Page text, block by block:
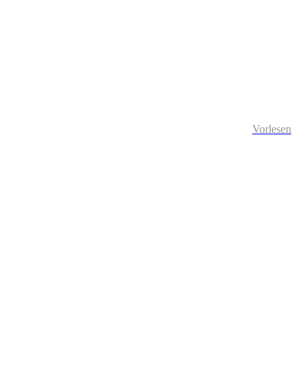
Vorlesen